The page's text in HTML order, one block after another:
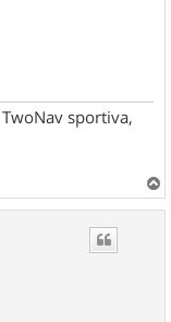
sportiva,
a